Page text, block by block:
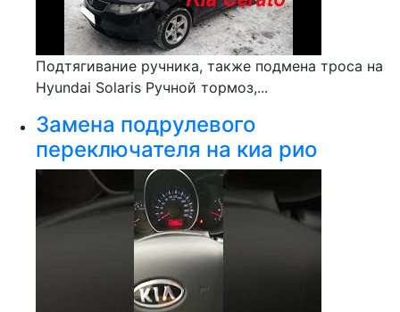
Подтягивание ручника, также подмена троса на
Hyundai Solaris Ручной тормоз,...
Замена подрулевого
переключателя на киа рио